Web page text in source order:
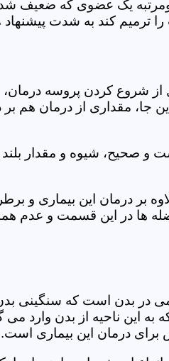
دومرتبه یک عضوی که ضعیف
ترمیم کند به شدت
از شروع کردن پروسه
جا، مقداری از درمان هم
و صحیح، شیوه و مقدار
علاوه بر درمان این
ها در این قسمت و عدم
بدن است که سنگینی بدن
این ناحیه از بدن وارد
درمان این بیماری است.